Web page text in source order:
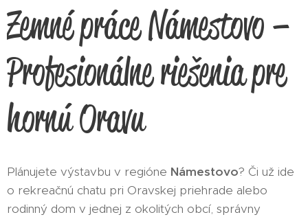
Zemné práce Námestovo –
Profesionálne riešenia pre
hornú Oravu
Plánujete výstavbu v regióne Námestovo? Či už ide
o rekreačnú chatu pri Oravskej priehrade alebo
rodinný dom v jednej z okolitých obcí, správny